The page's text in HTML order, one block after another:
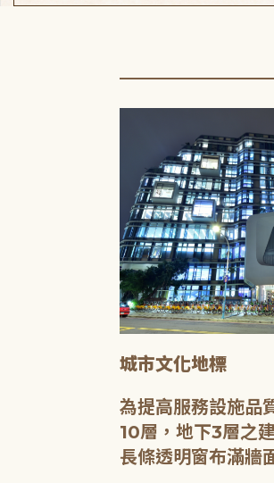
城市文化地標
為提高服務設施品
10層，地下3層之
長條透明窗布滿牆